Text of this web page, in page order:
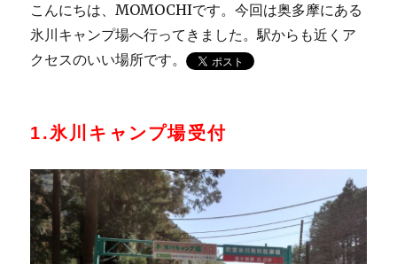
こんにちは、MOMOCHIです。今回は奥多摩にある
氷川キャンプ場へ行ってきました。駅からも近くア
クセスのいい場所です。
1.氷川キャンプ場受付